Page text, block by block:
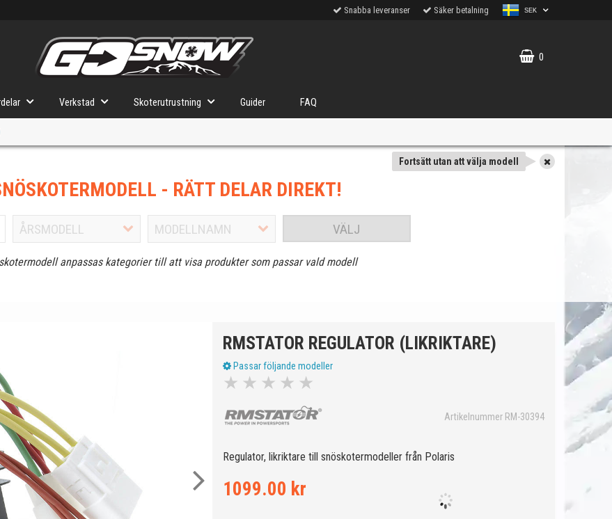
Snabba leveranser Säker betalning SEK
0
Verkstad Skoterutrustning Guider FAQ
Fortsätt utan att välja modell
- RÄTT DELAR DIREKT!
VÄLJ
anpassas kategorier till att visa produkter som passar vald modell
RMSTATOR REGULATOR (LIKRIKTARE)
Passar följande modeller
★ ★ ★ ★ ★
Artikelnummer RM-30394
Regulator, likriktare till snöskotermodeller från Polaris
1099.00 kr